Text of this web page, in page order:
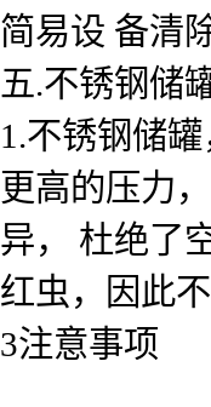
简易设 备清
五.不锈钢储
1.不锈钢储
更高的压力
异， 杜绝了
红虫，因此
3注意事项